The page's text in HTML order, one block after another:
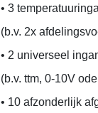
• 3
(b.v. 2x
• 2 universeel
(b.v. ttm, 0-10V
• 10 afzonderlijk